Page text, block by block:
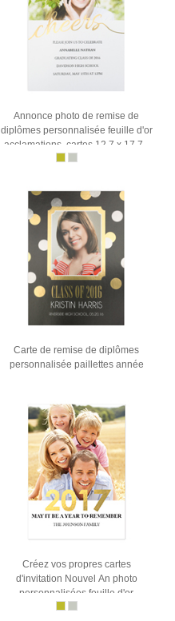
Annonce photo de remise de
diplômes personnalisée feuille d'or
acclamations, cartes 12,7 x 17,78
Carte de remise de diplômes
personnalisée paillettes année
Créez vos propres cartes
d'invitation Nouvel An photo
personnalisées feuille d'or